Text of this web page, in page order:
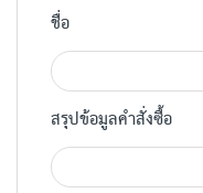
ชื่อ
สรุปข้อมูลคำสั่งซื้อ